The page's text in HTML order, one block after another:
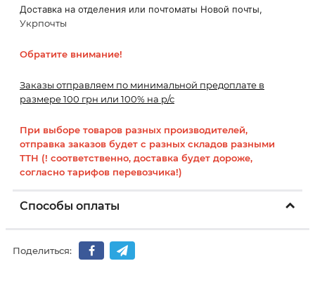
Доставка на отделения или почтоматы Новой почты,
Укрпочты
Обратите внимание!
Заказы отправляем по минимальной предоплате в
размере 100 грн или 100% на р/с
При выборе товаров разных производителей,
отправка заказов будет с разных складов разными
ТТН (! соответственно, доставка будет дороже,
согласно тарифов перевозчика!)
Способы оплаты
Поделиться: